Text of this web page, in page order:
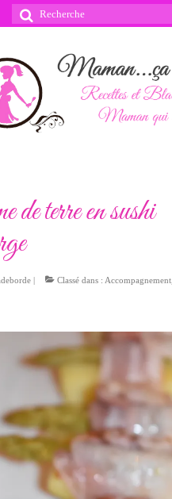
Rechercher
de terre en sushi
| Classé dans : Accompagnement